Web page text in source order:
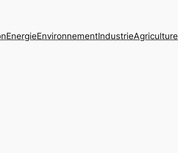
EnergieEnvironnementIndustrieAgriculture